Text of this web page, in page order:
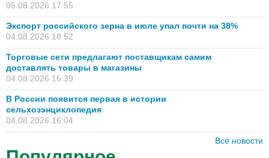
05.08.2026 17:55
Экспорт российского зерна в июле упал почти на 38%
04.08.2026 18:52
Торговые сети предлагают поставщикам самим
доставлять товары в магазины
04.08.2026 16:39
В России появится первая в истории
сельхозэнциклопедия
04.08.2026 16:04
Все новости